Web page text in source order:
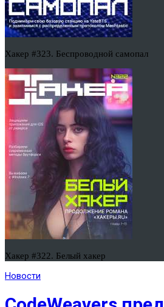
Хакер #323. Беспроводной самопал
Хакер #322. Белый хакер
Новости